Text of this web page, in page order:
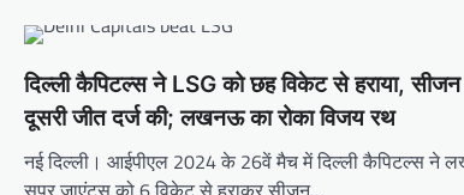
दिल्ली कैपिटल्स ने LSG को छह विकेट से हराया,
दूसरी जीत दर्ज की; लखनऊ का रोका विजय रथ
नई दिल्ली। आईपीएल 2024 के 26वें मैच में दिल्ली कैपिटल्स ने